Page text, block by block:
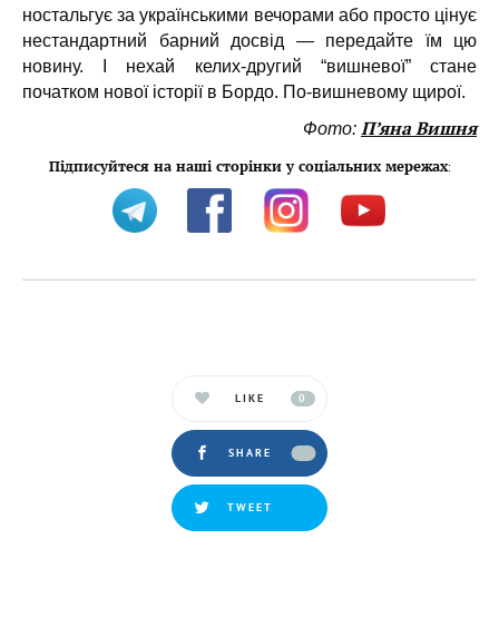
ностальгує за українськими вечорами або просто цінує
нестандартний барний досвід — передайте їм цю
новину. І нехай келих-другий “вишневої” стане
початком нової історії в Бордо. По-вишневому щирої.
Фото: П’яна Вишня
Підписуйтеся на наші сторінки у соціальних мережах:
LIKE 0
SHARE
TWEET